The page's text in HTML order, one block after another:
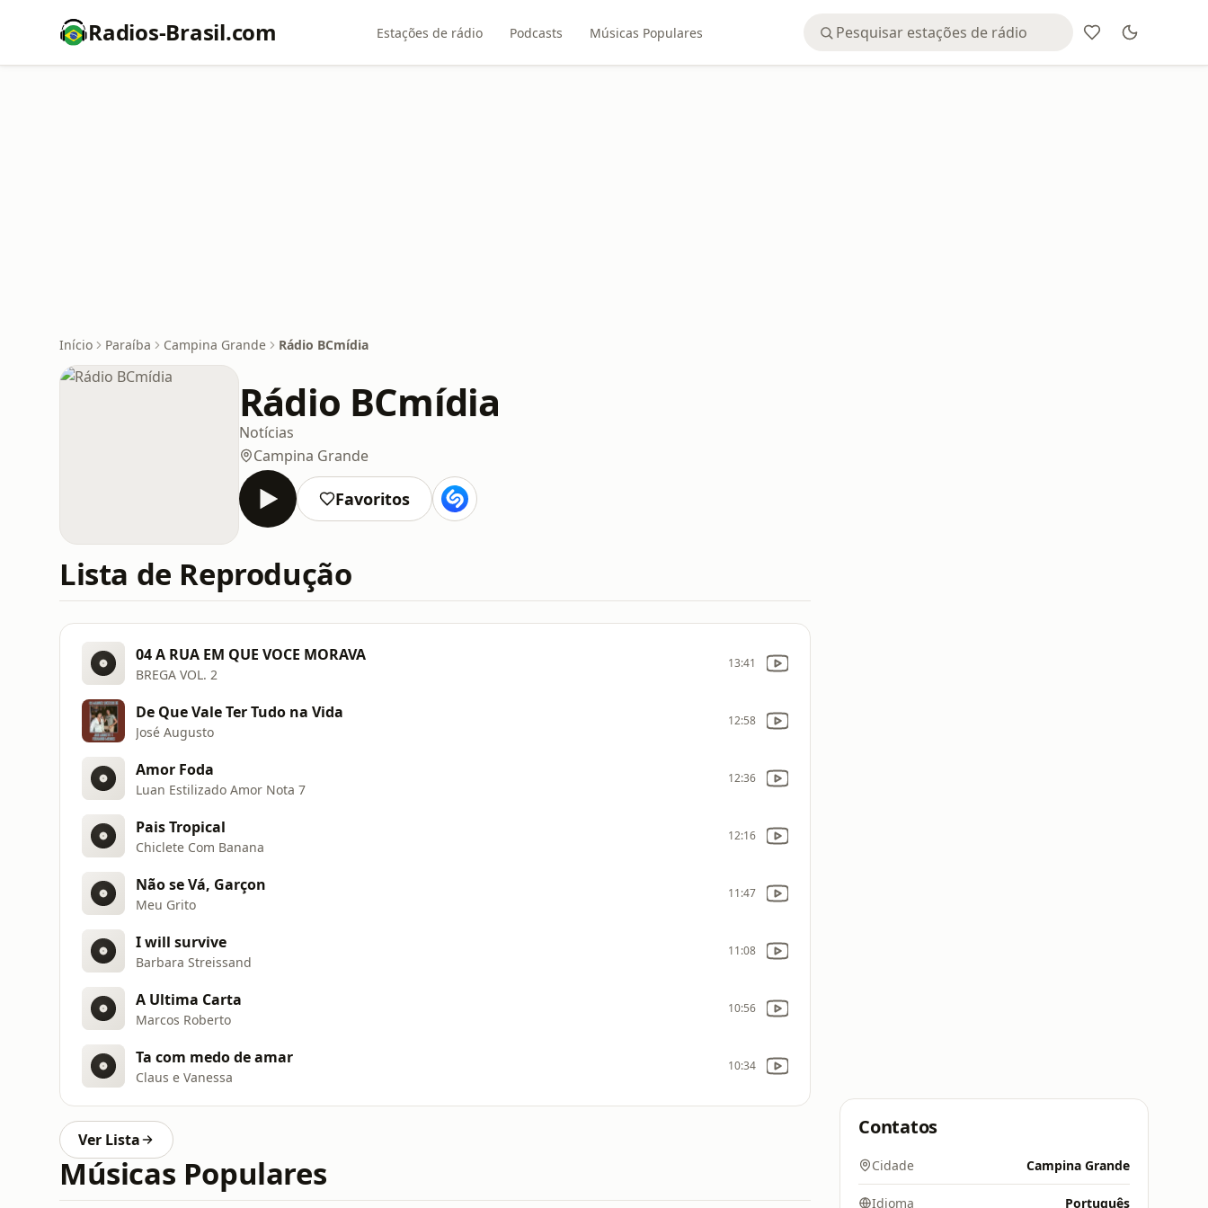
Radios-Brasil.com Estações de rádio Podcasts Músicas Populares
Início Paraíba Campina Grande Rádio BCmídia
Rádio BCmídia
Notícias
Campina Grande
Favoritos
Lista de Reprodução
04 A RUA EM QUE VOCE MORAVA
BREGA VOL. 2
13:41
De Que Vale Ter Tudo na Vida
José Augusto
12:58
Amor Foda
Luan Estilizado Amor Nota 7
12:36
Pais Tropical
Chiclete Com Banana
12:16
Não se Vá, Garçon
Meu Grito
11:47
I will survive
Barbara Streissand
11:08
A Ultima Carta
Marcos Roberto
10:56
Ta com medo de amar
Claus e Vanessa
10:34
Ver Lista
Músicas Populares
Contatos
Cidade Campina Grande
Idioma Português